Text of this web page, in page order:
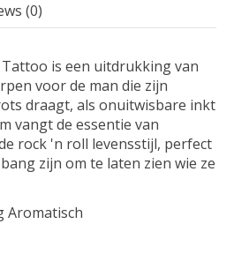
(0)
is een uitdrukking van
voor de man die zijn
draagt, als onuitwisbare inkt
vangt de essentie van
rock 'n roll levensstijl, perfect
zijn om te laten zien wie ze
Aromatisch